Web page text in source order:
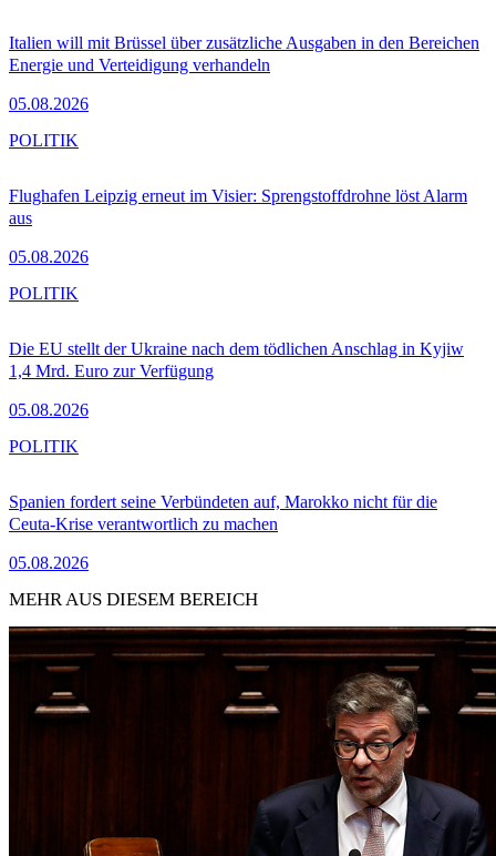
Italien will mit Brüssel über zusätzliche Ausgaben in den Bereichen
Energie und Verteidigung verhandeln
05.08.2026
Flughafen Leipzig erneut im Visier: Sprengstoffdrohne löst Alarm
aus
05.08.2026
POLITIK
Die EU stellt der Ukraine nach dem tödlichen Anschlag in Kyjiw
1,4 Mrd. Euro zur Verfügung
05.08.2026
POLITIK
Spanien fordert seine Verbündeten auf, Marokko nicht für die
Ceuta-Krise verantwortlich zu machen
05.08.2026
POLITIK
MEHR AUS DIESEM BEREICH